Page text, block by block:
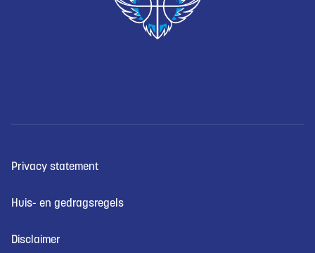
Privacy statement
Huis- en gedragsregels
Disclaimer